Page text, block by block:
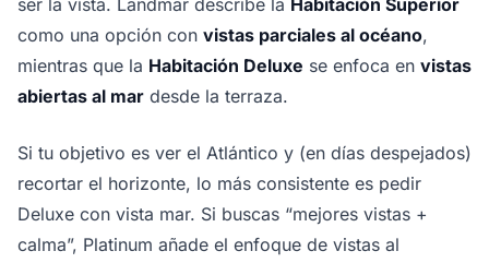
ser la vista. Landmar describe la Habitación Superior
como una opción con vistas parciales al océano,
mientras que la Habitación Deluxe se enfoca en vistas
abiertas al mar desde la terraza.
Si tu objetivo es ver el Atlántico y (en días despejados)
recortar el horizonte, lo más consistente es pedir
Deluxe con vista mar. Si buscas “mejores vistas +
calma”, Platinum añade el enfoque de vistas al